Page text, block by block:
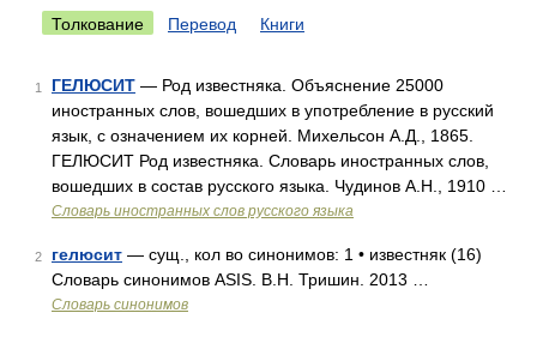
Толкование Перевод Книги
1 ГЕЛЮСИТ — Род известняка. Объяснение 25000
иностранных слов, вошедших в употребление в русский
язык, с означением их корней. Михельсон А.Д., 1865.
ГЕЛЮСИТ Род известняка. Словарь иностранных слов,
вошедших в состав русского языка. Чудинов А.Н., 1910 …
Словарь иностранных слов русского языка
2 гелюсит — сущ., кол во синонимов: 1 • известняк (16)
Словарь синонимов ASIS. В.Н. Тришин. 2013 …
Словарь синонимов